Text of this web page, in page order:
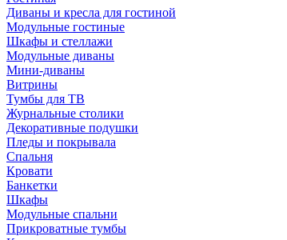
Диваны и кресла для гостиной
Модульные гостиные
Шкафы и стеллажи
Модульные диваны
Мини-диваны
Витрины
Тумбы для ТВ
Журнальные столики
Декоративные подушки
Пледы и покрывала
Спальня
Кровати
Банкетки
Шкафы
Модульные спальни
Прикроватные тумбы